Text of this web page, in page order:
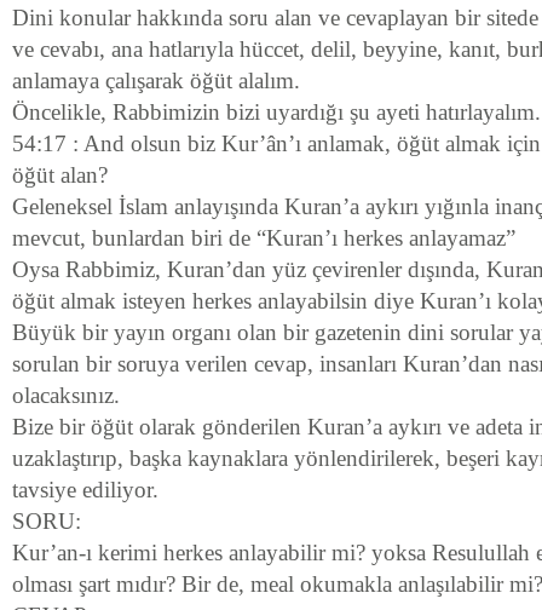
Dini konular hakkında soru alan ve cevaplayan bir sitede
ve cevabı, ana hatlarıyla hüccet, delil, beyyine, kanıt,
anlamaya çalışarak öğüt alalım.
Öncelikle, Rabbimizin bizi uyardığı şu ayeti hatırlayalım.
54:17 : And olsun biz Kur’ân’ı anlamak, öğüt almak için
öğüt alan?
Geleneksel İslam anlayışında Kuran’a aykırı yığınla
mevcut, bunlardan biri de “Kuran’ı herkes anlayamaz”
Oysa Rabbimiz, Kuran’dan yüz çevirenler dışında,
öğüt almak isteyen herkes anlayabilsin diye Kuran’ı
Büyük bir yayın organı olan bir gazetenin dini sorular
sorulan bir soruya verilen cevap, insanları Kuran’dan
olacaksınız.
Bize bir öğüt olarak gönderilen Kuran’a aykırı ve adeta
uzaklaştırıp, başka kaynaklara yönlendirilerek, beşeri
tavsiye ediliyor.
SORU:
Kur’an-ı kerimi herkes anlayabilir mi? yoksa Resulullah
olması şart mıdır? Bir de, meal okumakla anlaşılabilir mi?